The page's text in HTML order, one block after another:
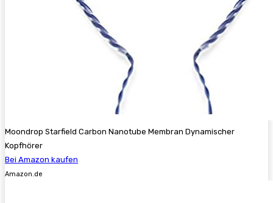
Moondrop Starfield Carbon Nanotube Membran Dynamischer
Kopfhörer
Bei Amazon kaufen
Amazon.de